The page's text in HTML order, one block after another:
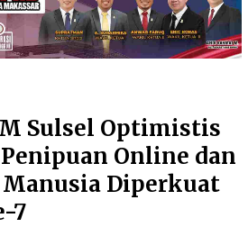
Sulsel Optimistis
Online dan
Manusia Diperkuat
7